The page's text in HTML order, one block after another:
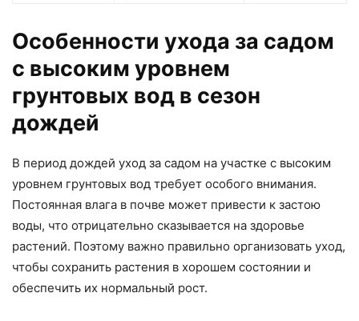
Особенности ухода за садом
с высоким уровнем
грунтовых вод в сезон
дождей
В период дождей уход за садом на участке с высоким
уровнем грунтовых вод требует особого внимания.
Постоянная влага в почве может привести к застою
воды, что отрицательно сказывается на здоровье
растений. Поэтому важно правильно организовать уход,
чтобы сохранить растения в хорошем состоянии и
обеспечить их нормальный рост.